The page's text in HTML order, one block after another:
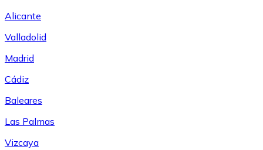
Alicante
Valladolid
Madrid
Cádiz
Baleares
Las Palmas
Vizcaya